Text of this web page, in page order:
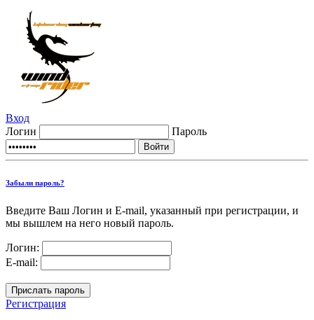
Вход
Логин
Пароль
Забыли пароль?
Введите Ваш Логин и E-mail, указанный при регистрации, и
мы вышлем на него новый пароль.
Логин:
E-mail:
Регистрация